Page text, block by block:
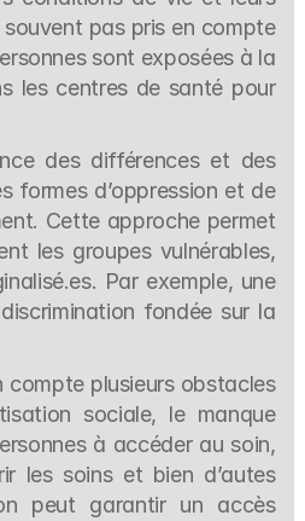
pas pris en compte
sont exposées à la
les centres de santé pour
des différences et des
formes d’oppression et de
Cette approche permet
les groupes vulnérables,
Par exemple, une
fondée sur la
compte plusieurs obstacles
sociale, le manque
à accéder au soin,
les soins et bien d’autes
peut garantir un accès